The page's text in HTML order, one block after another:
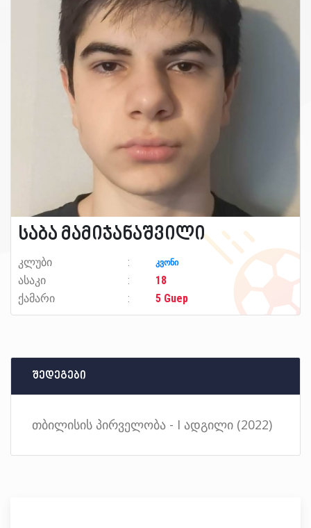
საბა მამიჯანაშვილი
კლუბი კვონი
ასაკი
18
ქამარი
5 Guep
შედეგები
თბილისის პირველობა - I ადგილი (2022)